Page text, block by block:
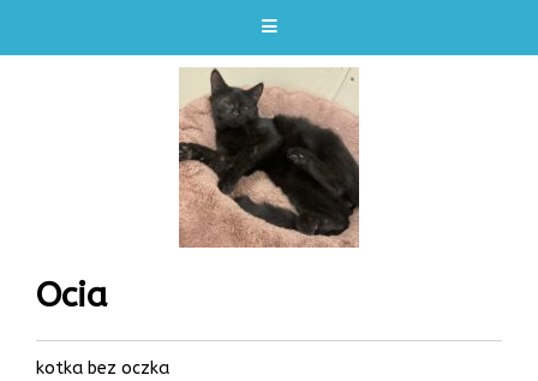
Ocia
kotka bez oczka